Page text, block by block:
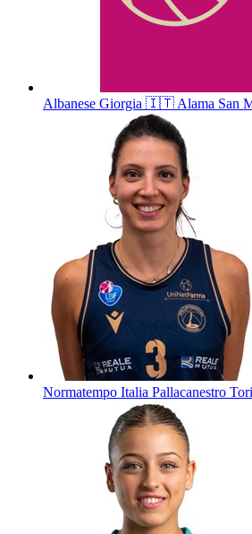
Albanese Giorgia 🇮🇹Alama San
Normatempo Italia Pallacanestro